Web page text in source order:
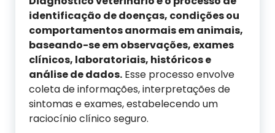
identificação de doenças, condições ou
comportamentos anormais em animais,
baseando-se em observações, exames
clínicos, laboratoriais, históricos e
análise de dados. Esse processo envolve
coleta de informações, interpretações de
sintomas e exames, estabelecendo um
raciocínio clínico seguro.